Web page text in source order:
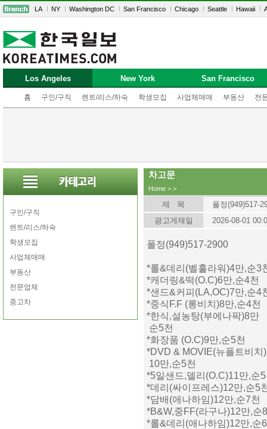
LA NY Washington DC San Francisco Chicago Seattle Hawaii
Los Angeles
홈 구인/구직 렌트/리스/하숙 학생모집 사업체매매 부동산 전
New York San Francisco
구인/구직
렌트/리스/하숙
학생모집
사업체매매
부동산
전문업체
중고차
차고문
Home > >
제 목
폴정(949)517-
광고게재일
2026-08-01
폴정(949)517-2900
*롤&데리(벨훌라워)4만,순3
*캐더링&떡(O.C)6만,순4천
*샌드&커피(LA,OC)7만,순4
*중식F.F (롱비치)8만,순4천
*한식,설농탕(부에나팍)8만
순5천
*화장품 (O.C)9만,순5천
*DVD & MOVIE(뉴폴트비치)
10만,순5천
*5일샌드,델리(O.C)11만,순
*데리(싸이프레스)12만,순5
*담배(애나하임)12만,순7천
*B&W,중FF(라구나)12만,순
*롤&데리(애나하임)12만,순